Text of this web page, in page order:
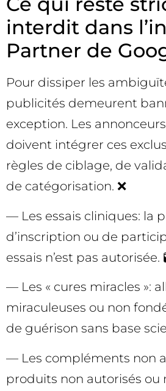
interdit dans
Partner de
Pour dissiper les
publicités demeurent
exception. Les
doivent intégrer ces
règles de ciblage, de
de catégorisation. ❌
— Les essais cliniques: la
d’inscription ou de
essais n’est pas autorisée.
— Les « cures miracles »:
miraculeuses ou non
de guérison sans base
— Les compléments non
produits non autorisés ou